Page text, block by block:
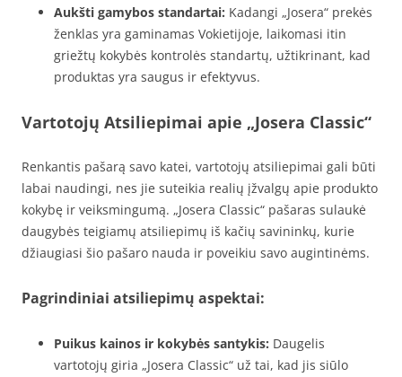
Aukšti gamybos standartai: Kadangi „Josera“ prekės
ženklas yra gaminamas Vokietijoje, laikomasi itin
griežtų kokybės kontrolės standartų, užtikrinant, kad
produktas yra saugus ir efektyvus.
Vartotojų Atsiliepimai apie „Josera Classic“
Renkantis pašarą savo katei, vartotojų atsiliepimai gali būti
labai naudingi, nes jie suteikia realių įžvalgų apie produkto
kokybę ir veiksmingumą. „Josera Classic“ pašaras sulaukė
daugybės teigiamų atsiliepimų iš kačių savininkų, kurie
džiaugiasi šio pašaro nauda ir poveikiu savo augintinėms.
Pagrindiniai atsiliepimų aspektai:
Puikus kainos ir kokybės santykis: Daugelis
vartotojų giria „Josera Classic“ už tai, kad jis siūlo